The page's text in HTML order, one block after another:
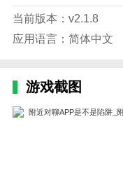
应用特征
1.平台随时开放，
2.系统会每天推荐与
自己的缘分。
当前版本：v2.1.8
应用语言：简体中文
游戏截图